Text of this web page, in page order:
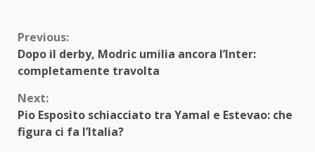
Continue
Reading
Previous:
Dopo il derby, Modric umilia ancora l’Inter:
completamente travolta
Next:
Pio Esposito schiacciato tra Yamal e Estevao: che
figura ci fa l’Italia?